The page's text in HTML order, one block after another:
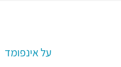
על אינפומד